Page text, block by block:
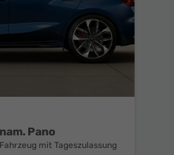
Pano
Fahrzeug mit Tageszulassung